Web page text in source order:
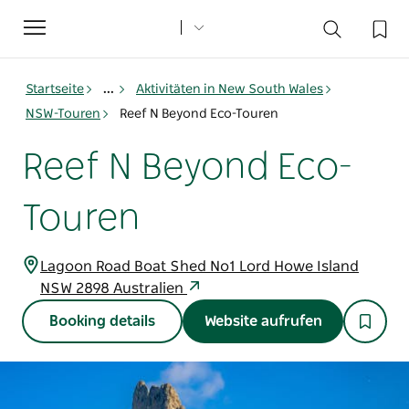
Toggle
navigation
Startseite ...
Aktivitäten in New South Wales
NSW-Touren
Reef N Beyond Eco-Touren
Reef N Beyond Eco-
Touren
Lagoon Road Boat Shed No1 Lord Howe Island
NSW 2898 Australien
Booking details Website aufrufen